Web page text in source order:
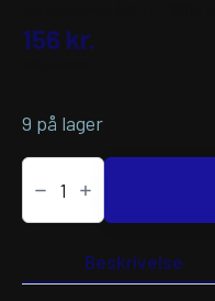
156 kr.
9 på lager
Twinair
CVR
NYLON
Beskrivelse